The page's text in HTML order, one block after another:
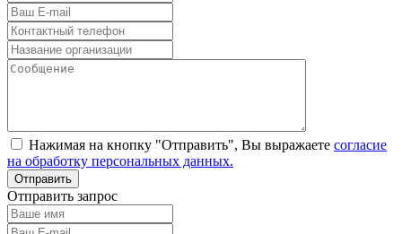
Нажимая на кнопку "Отправить", Вы выражаете согласие
на обработку персональных данных.
Отправить запрос